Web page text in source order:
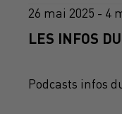
26 mai 2025 - 4
LES INFOS
Podcasts infos